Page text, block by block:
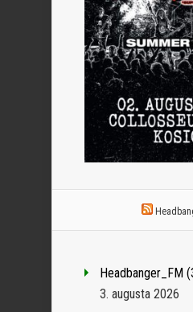
Headbanger_FM
3. augusta 2026